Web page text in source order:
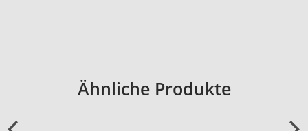
Ähnliche Produkte